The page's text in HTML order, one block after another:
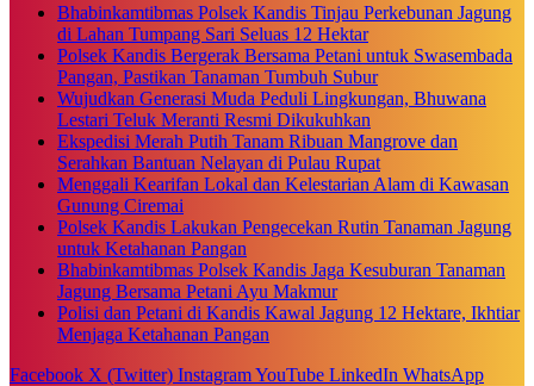
Bhabinkamtibmas Polsek Kandis Tinjau Perkebunan Jagung
di Lahan Tumpang Sari Seluas 12 Hektar
Polsek Kandis Bergerak Bersama Petani untuk Swasembada
Pangan, Pastikan Tanaman Tumbuh Subur
Wujudkan Generasi Muda Peduli Lingkungan, Bhuwana
Lestari Teluk Meranti Resmi Dikukuhkan
Ekspedisi Merah Putih Tanam Ribuan Mangrove dan
Serahkan Bantuan Nelayan di Pulau Rupat
Menggali Kearifan Lokal dan Kelestarian Alam di Kawasan
Gunung Ciremai
Polsek Kandis Lakukan Pengecekan Rutin Tanaman Jagung
untuk Ketahanan Pangan
Bhabinkamtibmas Polsek Kandis Jaga Kesuburan Tanaman
Jagung Bersama Petani Ayu Makmur
Polisi dan Petani di Kandis Kawal Jagung 12 Hektare, Ikhtiar
Menjaga Ketahanan Pangan
Facebook X (Twitter) InstagramYouTube LinkedIn WhatsApp